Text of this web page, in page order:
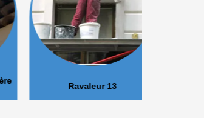
Ravaleur 13